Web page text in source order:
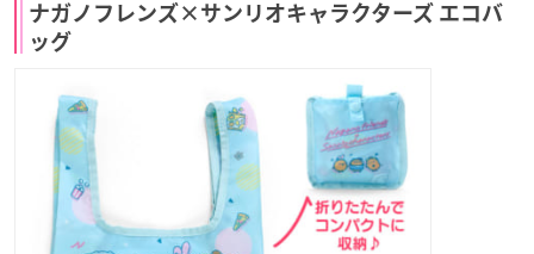
ナガノフレンズ×サンリオキャラクターズ エコバ
ッグ